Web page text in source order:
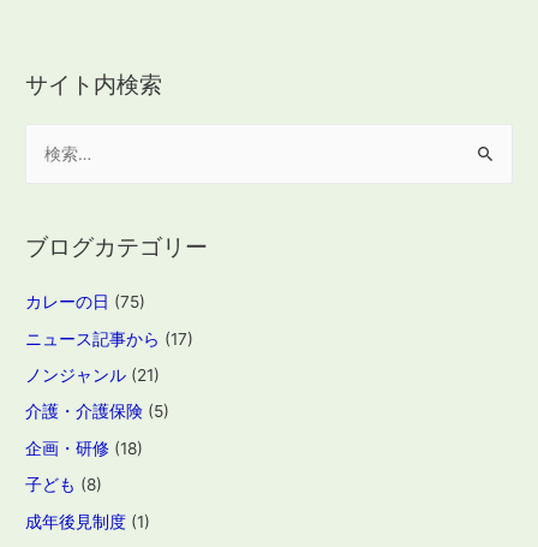
サイト内検索
ブログカテゴリー
カレーの日 (75)
ニュース記事から (17)
ノンジャンル (21)
介護・介護保険 (5)
企画・研修 (18)
子ども (8)
成年後見制度 (1)